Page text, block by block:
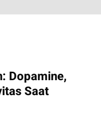
Dopamine,
Saat